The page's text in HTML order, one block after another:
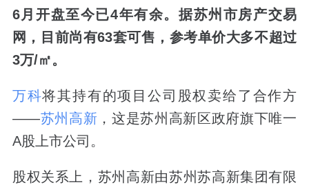
6月开盘至今已4年有余。据苏州市房产交易
网，目前尚有63套可售，参考单价大多不超过
3万/㎡。
万科将其持有的项目公司股权卖给了合作方
——苏州高新 ，这是苏州高新区政府旗下唯一
A股上市公司。
股权关系上，苏州高新由苏州苏高新集团有限